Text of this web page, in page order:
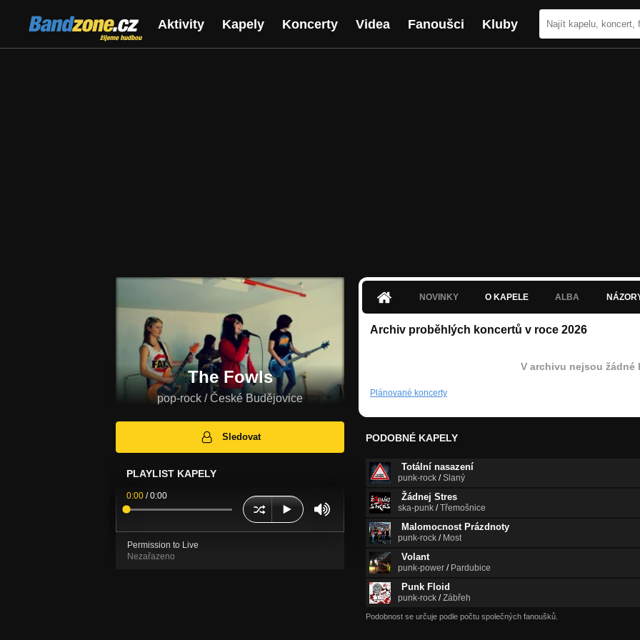
Bandzone.cz
žijeme hudbou
Aktivity Kapely Koncerty Videa Fanoušci Kluby
The Fowls
pop-rock / České Budějovice
Sledovat
PLAYLIST KAPELY
0:00 /0:00
Permission to Live
Nezařazeno
NOVINKY O KAPELE ALBA
Archiv proběhlých koncertů v roce 2026
V archivu nejsou žádné
Plánované koncerty
PODOBNÉ KAPELY
Totální nasazení
punk-rock /Slaný
Žádnej Stres
ska-punk /Třemošnice
Malomocnost Prázdnoty
punk-rock / Most
Volant
punk-power / Pardubice
Punk Floid
punk-rock /Zábřeh
Podobnost se určuje podle počtu společných fanoušků.